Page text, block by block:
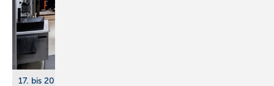
17. bis 20. März 2026, Messe Essen